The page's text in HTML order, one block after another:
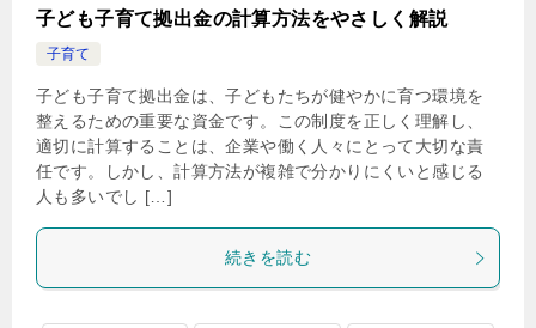
子ども子育て拠出金の計算方法をやさしく解説
子育て
子ども子育て拠出金は、子どもたちが健やかに育つ環境を
整えるための重要な資金です。この制度を正しく理解し、
適切に計算することは、企業や働く人々にとって大切な責
任です。しかし、計算方法が複雑で分かりにくいと感じる
人も多いでし […]
続きを読む